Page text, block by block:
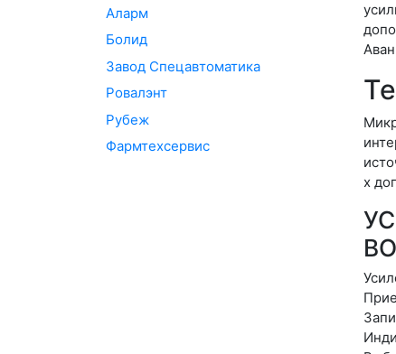
х
Аларм
Болид
Завод Спецавтоматика
Ровалэнт
Рубеж
Фармтехсервис